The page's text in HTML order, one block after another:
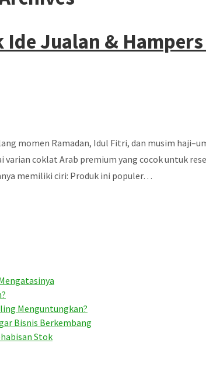
Jualan &
momen Ramadan, Idul Fitri, dan musim
coklat Arab premium yang cocok untuk
memiliki ciri: Produk ini populer…
Menguntungkan?
Bisnis Berkembang
Stok